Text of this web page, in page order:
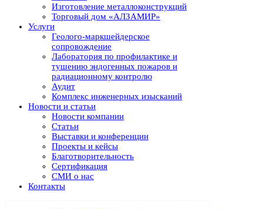
Изготовление металлоконструкций
Торговый дом «АЛЗАМИР»
Услуги
Геолого-маркшейдерское
сопровождение
Лаборатория по профилактике и
тушению эндогенных пожаров и
радиационному контролю
Аудит
Комплекс инженерных изысканий
Новости и статьи
Новости компании
Статьи
Выставки и конференции
Проекты и кейсы
Благотворительность
Сертификация
СМИ о нас
Контакты